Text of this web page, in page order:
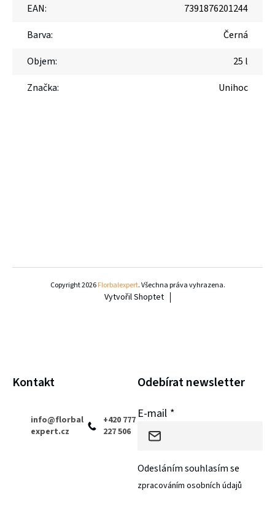
EAN:
7391876201244
Barva:
Černá
Objem:
25 l
Značka: Unihoc
Kontakt
info@florbal
expert.cz
+420 777
227 506
Odebírat newsletter
E-mail
Odesláním souhlasím se
zpracováním osobních údajů
Vytvořil Shoptet
Copyright 2026Florbalexpert. Všechna práva vyhrazena.